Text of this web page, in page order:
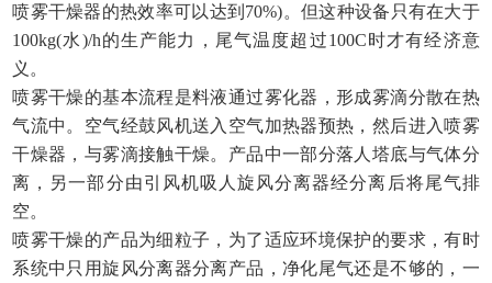
喷雾干燥器的热效率可以达到70%)。但这种设备只有在大于
100kg(水)/h的生产能力，尾气温度超过100C时才有经济意
义。
喷雾干燥的基本流程是料液通过雾化器，形成雾滴分散在热
气流中。空气经鼓风机送入空气加热器预热，然后进入喷雾
干燥器，与雾滴接触干燥。产品中一部分落人塔底与气体分
离，另一部分由引风机吸人旋风分离器经分离后将尾气排
空。
喷雾干燥的产品为细粒子，为了适应环境保护的要求，有时
系统中只用旋风分离器分离产品，净化尾气还是不够的，一